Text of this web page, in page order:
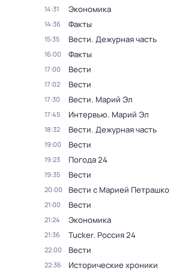
14:31 Экономика
14:36 Факты
15:35 Вести. Дежурная часть
16:00 Факты
17:00 Вести
17:02 Вести
17:30 Вести. Марий Эл
17:45 Интервью. Марий Эл
18:32 Вести. Дежурная часть
19:00 Вести
19:23 Погода 24
19:35 Вести
20:00 Вести с Марией Петрашко
21:00 Вести
21:24 Экономика
21:36 Tucker. Россия 24
22:00 Вести
22:36 Исторические хроники